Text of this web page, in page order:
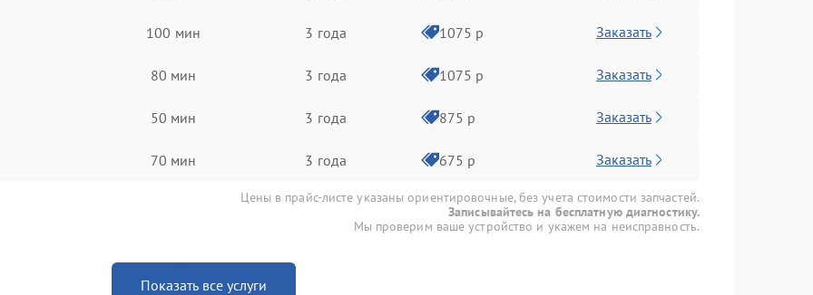
100 мин 3 года 1075 р Заказать
80 мин 3 года 1075 р Заказать
50 мин 3 года 875 р Заказать
70 мин 3 года 675 р Заказать
Цены в прайс-листе указаны ориентировочные, без учета стоимости запчастей.
Записывайтесь на бесплатную диагностику.
Мы проверим ваше устройство и укажем на неисправность.
Показать все услуги